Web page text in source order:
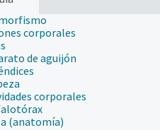
corporales
de aguijón
corporales
(anatomía)